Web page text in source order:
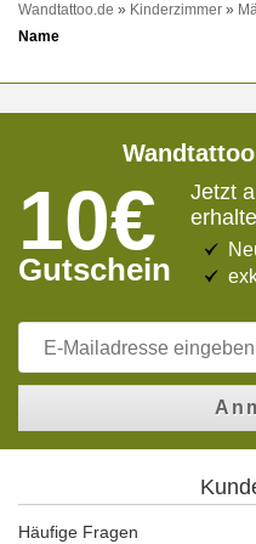
Wandtattoo.de » Kinderzimmer »
Name
10€
Gutschein
Jetzt
Häufige Fragen